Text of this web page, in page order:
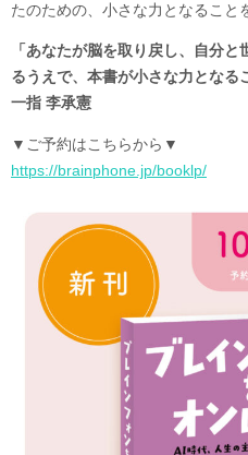
たのための、小さな力となること
「あなたが脳を取り戻し、自分
るうえで、本書が小さな力となる
一指 李承憲
▼ご予約はこちらから▼
https://brainphone.jp/booklp/